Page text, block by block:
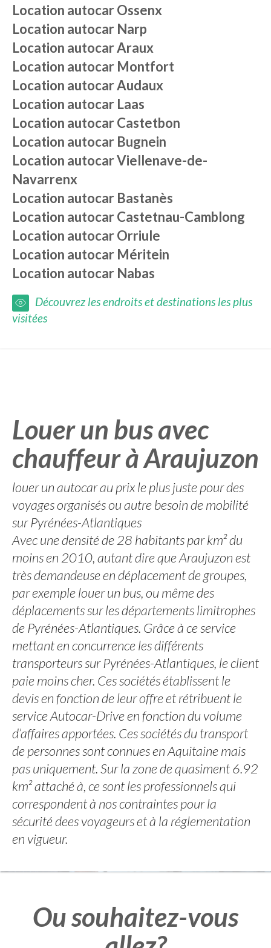
Location autocarOssenx
Location autocar Narp
Location autocarAraux
Location autocar Montfort
Location autocarAudaux
Location autocar Laas
Location autocarCastetbon
Location autocar Bugnein
Location autocarViellenave-de-
Navarrenx
Location autocar Bastanès
Location autocarCastetnau-Camblong
Location autocarOrriule
Location autocar Méritein
Location autocar Nabas
Découvrez les endroits et destinations les plus
visitées
Louer un bus avec
chauffeur à Araujuzon
louer un autocar au prix le plus juste pour des
voyages organisés ou autre besoin de mobilité
sur Pyrénées-Atlantiques
Avec une densité de 28 habitants par km² du
moins en 2010, autant dire que Araujuzon est
très demandeuse en déplacement de groupes,
par exemple louer un bus, ou même des
déplacements sur les départements limitrophes
de Pyrénées-Atlantiques. Grâce à ce service
mettant en concurrence les différents
transporteurs sur Pyrénées-Atlantiques, le client
paie moins cher. Ces sociétés établissent le
devis en fonction de leur offre et rétribuent le
service Autocar-Drive en fonction du volume
d’affaires apportées. Ces sociétés du transport
de personnes sont connues en Aquitaine mais
pas uniquement. Sur la zone de quasiment 6.92
km² attaché à, ce sont les professionnels qui
correspondent à nos contraintes pour la
sécurité dees voyageurs et à la réglementation
en vigueur.
Ou souhaitez-vous